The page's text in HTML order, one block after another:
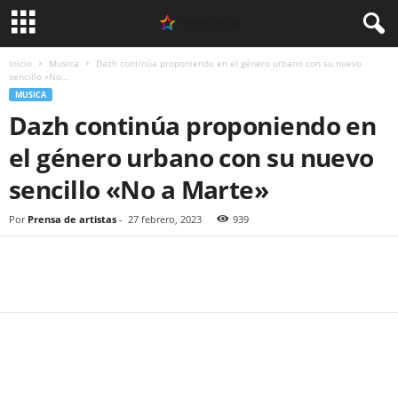
Inicio Musica
Dazh continúa proponiendo en el género urbano con su nuevo
sencillo «No...
MUSICA
Dazh continúa proponiendo en
el género urbano con su nuevo
sencillo «No a Marte»
Por Prensa de artistas - 27 febrero, 2023 939